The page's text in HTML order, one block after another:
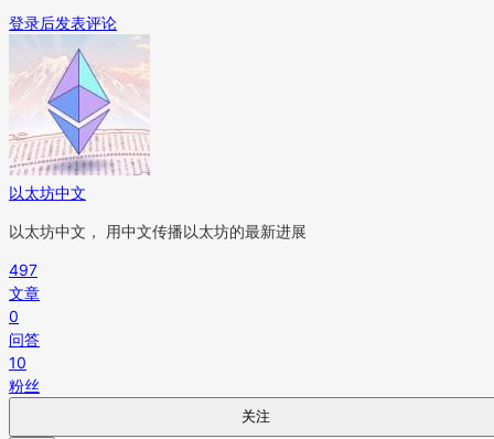
登录后发表评论
以太坊中文
以太坊中文， 用中文传播以太坊的最新进展
497
文章
0
问答
10
粉丝
关注